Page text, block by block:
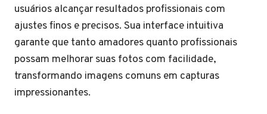
usuários alcançar resultados profissionais com
ajustes finos e precisos. Sua interface intuitiva
garante que tanto amadores quanto profissionais
possam melhorar suas fotos com facilidade,
transformando imagens comuns em capturas
impressionantes.